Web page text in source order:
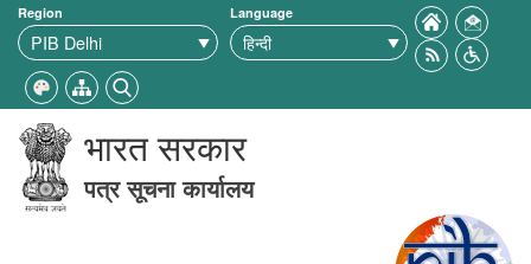
Region Language
भारत सरकार
पत्र सूचना कार्यालय